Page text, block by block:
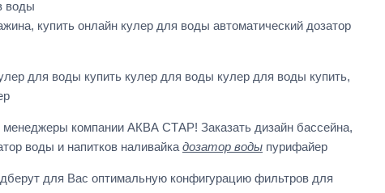
воды
купить онлайн кулер для воды автоматический дозатор
для воды купить кулер для воды кулер для воды купить,
компании АКВА СТАР! Заказать дизайн бассейна,
воды и напитков наливайка дозатор воды пурифайер
для Вас оптимальную конфигурацию фильтров для